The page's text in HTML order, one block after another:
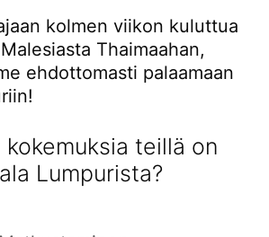
kolmen viikon kuluttua
Thaimaahan,
ehdottomasti palaamaan
kokemuksia teillä on
Lumpurista?